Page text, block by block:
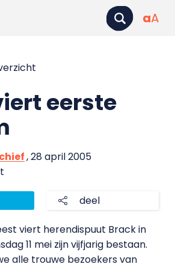
aA
eerste
, 28 april 2005
deel
viert herendispuut Brack in
11 mei zijn vijfjarig bestaan.
alle trouwe bezoekers van